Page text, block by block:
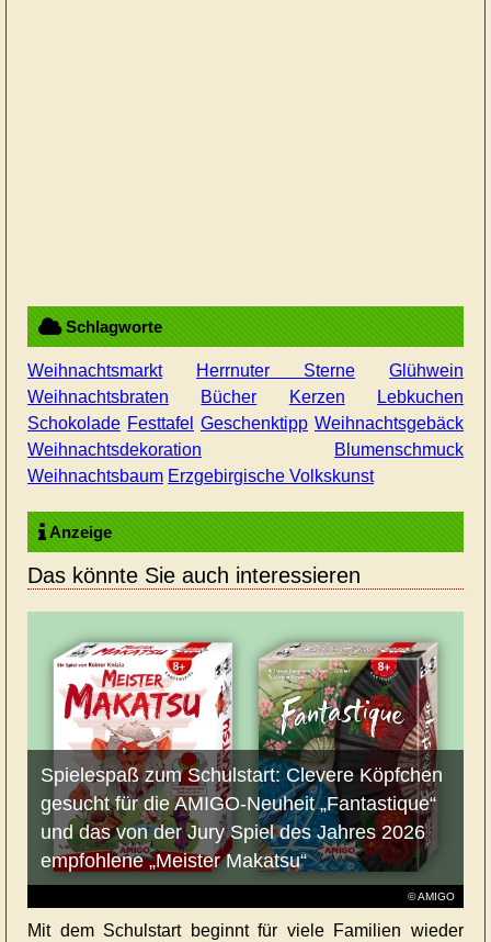
Schlagworte
Weihnachtsmarkt Herrnuter Sterne
Glühwein
Weihnachtsbraten
Bücher Kerzen
Lebkuchen
Schokolade Festtafel Geschenktipp Weihnachtsgebäck
Weihnachtsdekoration
Blumenschmuck
Weihnachtsbaum Erzgebirgische Volkskunst
Anzeige
Das könnte Sie auch interessieren
© AMIGO
Spielespaß zum Schulstart: Clevere Köpfchen
gesucht für die AMIGO-Neuheit „Fantastique“
und das von der Jury Spiel des Jahres 2026
empfohlene „Meister Makatsu“
Mit dem Schulstart beginnt für viele Familien wieder